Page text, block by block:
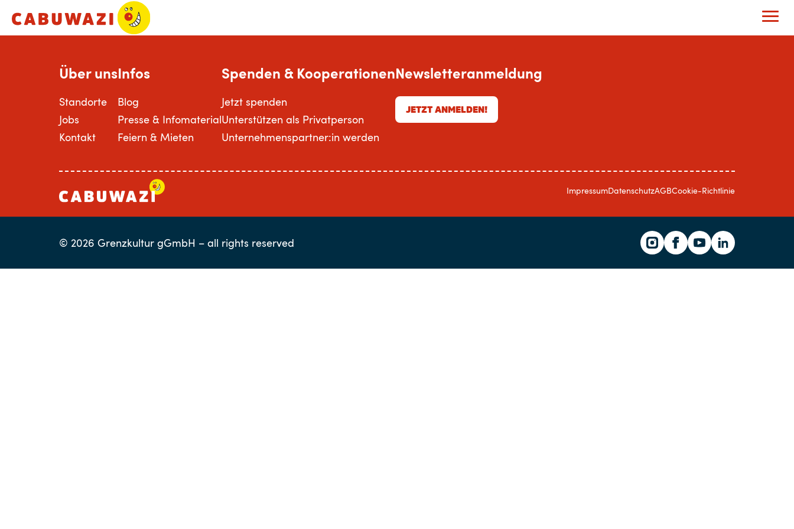
Über uns
Standorte
Jobs
Kontakt
Infos
Blog
Presse & Infomaterial
Feiern & Mieten
Spenden & Kooperationen
Jetzt spenden
Unterstützen als Privatperson
Unternehmenspartner:in werden
Newsletteranmeldung
JETZT ANMELDEN!
ImpressumDatenschutzAGBCookie-Richtlinie
© 2026 Grenzkultur gGmbH – all rights reserved